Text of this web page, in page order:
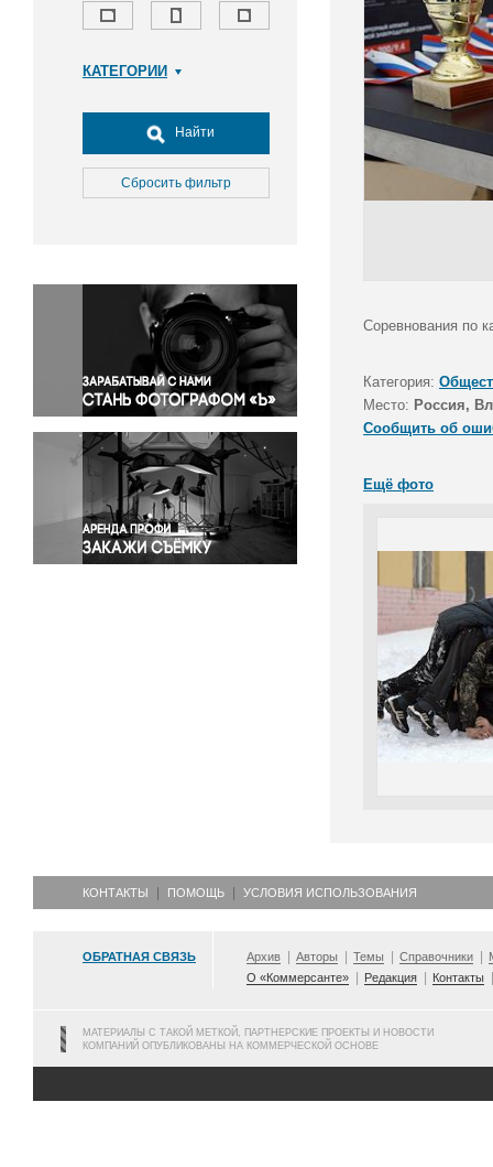
КАТЕГОРИИ
Досуг, туризм и отдых
Культура
Медицина
Окружающая среда
Политика
Правосудие
Происшествия и конфликты
Религия
Светская жизнь
Спорт
Экология
Экономика и бизнес
Найти
Сбросить фильтр
Соревнования по
Категория:
Место: Россия,
Сообщить об
Ещё фото
КОНТАКТЫ ПОМОЩЬ УСЛОВИЯ ИСПОЛЬЗОВАНИЯ
ОБРАТНАЯ СВЯЗЬ Архив Авторы Темы Справочники
О «Коммерсанте»
Редакция Контакты
МАТЕРИАЛЫ С ТАКОЙ МЕТКОЙ, ПАРТНЕРСКИЕ ПРОЕКТЫ И НОВОСТИ
КОМПАНИЙ ОПУБЛИКОВАНЫ НА КОММЕРЧЕСКОЙ ОСНОВЕ